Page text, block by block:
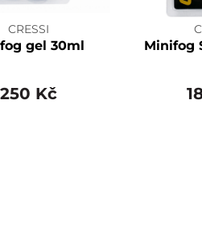
CRESSI
gel 30ml
250 Kč
Minifog